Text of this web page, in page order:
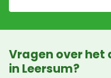
Vragen over het
in Leersum?